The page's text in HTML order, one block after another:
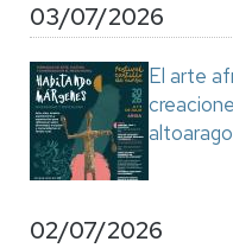
03/07/2026
El arte
02/07/2026